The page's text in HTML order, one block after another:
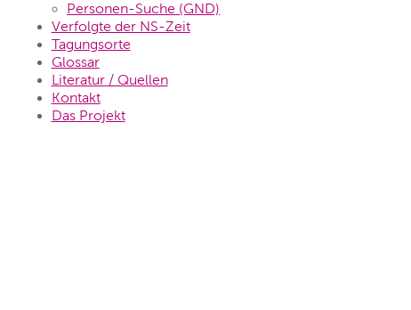
Personen-Suche (GND)
Verfolgte der NS-Zeit
Tagungsorte
Glossar
Literatur / Quellen
Kontakt
Das Projekt